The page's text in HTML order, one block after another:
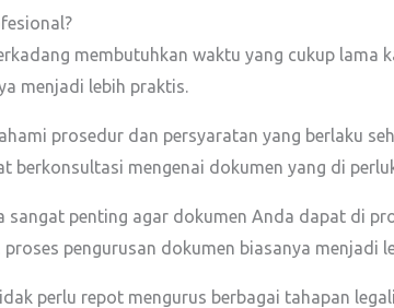
membutuhkan waktu yang cukup lama
menjadi lebih praktis.
prosedur dan persyaratan yang berlaku
berkonsultasi mengenai dokumen yang di
sangat penting agar dokumen Anda dapat di
proses pengurusan dokumen biasanya menjadi
perlu repot mengurus berbagai tahapan